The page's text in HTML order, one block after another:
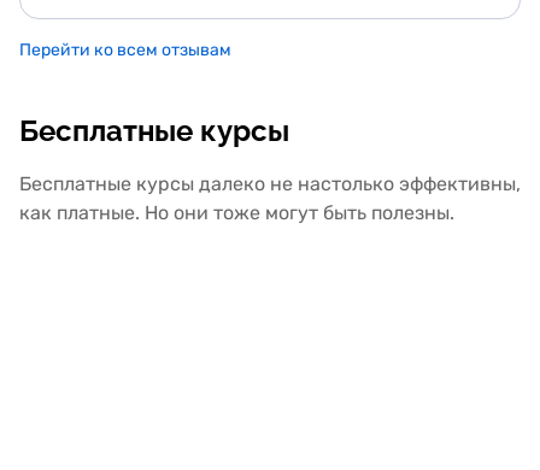
Работа очень интересная, это реальные кейсы, с
которыми можно столкнуться в жизни, я поняла, что не
<br> Успехов и только вперед)
Перейти ко всем отзывам
Бесплатные курсы
Бесплатные курсы далеко не настолько эффективны,
как платные. Но они тоже могут быть полезны.